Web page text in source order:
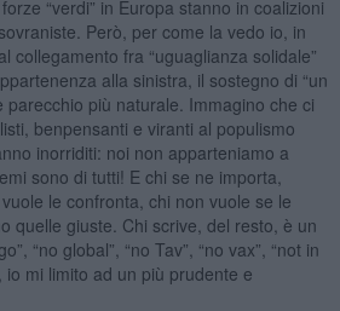
“verdi” in Europa stanno in coalizioni
Però, per come la vedo io, in
collegamento fra “uguaglianza solidale”
alla sinistra, il sostegno di “un
parecchio più naturale. Immagino che ci
benpensanti e viranti al populismo
inorriditi: noi non apparteniamo a
sono di tutti! E chi se ne importa,
le confronta, chi non vuole se le
quelle giuste. Chi scrive, del resto, è un
“no global”, “no Tav”, “no vax”, “not in
io mi limito ad un più prudente e